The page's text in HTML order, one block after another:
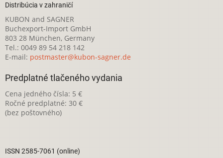
Distribúcia v zahraničí
KUBON and SAGNER
Buchexport-Import GmbH
803 28 München, Germany
Tel.: 0049 89 54 218 142
E-mail: postmaster@kubon-sagner.de
Predplatné tlačeného vydania
Cena jedného čísla: 5 €
Ročné predplatné: 30 €
(bez poštovného)
ISSN 2585-7061 (online)